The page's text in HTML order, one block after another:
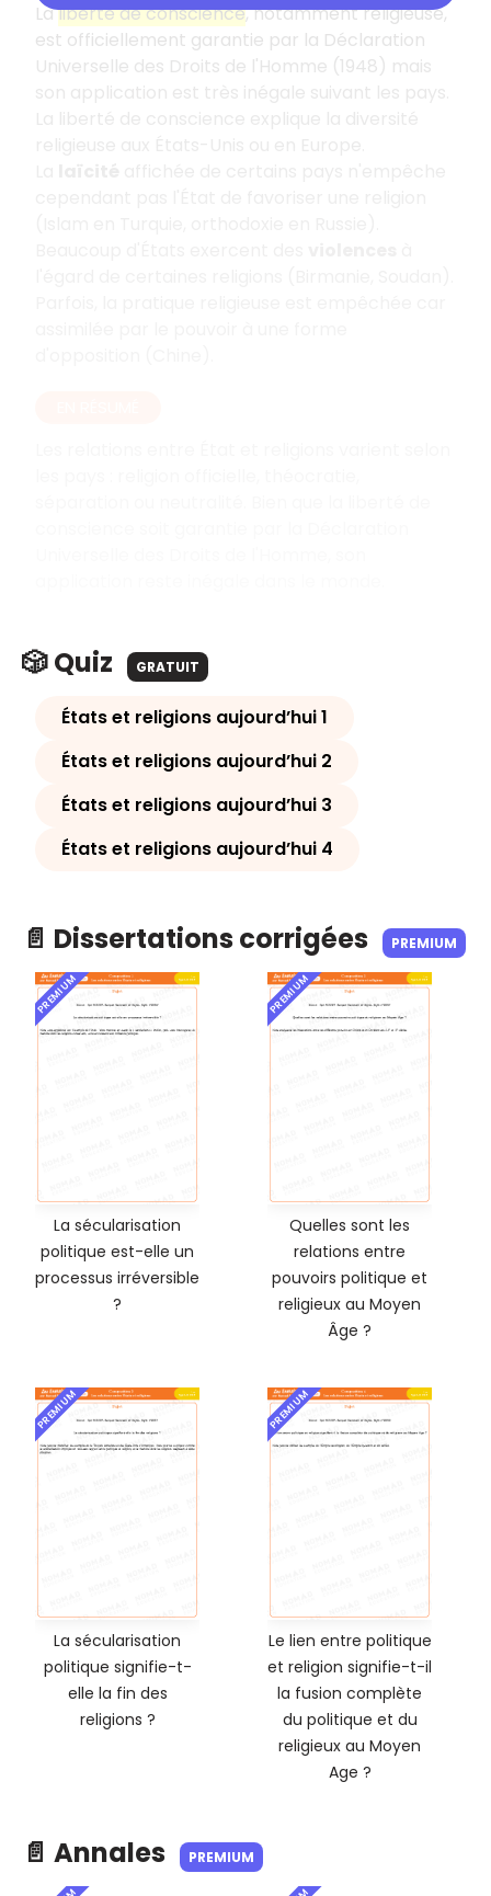
Laliberté de conscience, notamment religieuse,
est officiellement garantie par la Déclaration
Universelle des Droits de l'Homme (1948) mais
🎲 Quiz GRATUIT
États et religions aujourd’hui 1
États et religions aujourd’hui 2
États et religions aujourd’hui 3
États et religions aujourd’hui 4
📄 Dissertations corrigées PREMIUM
PREMIUM
La sécularisation
politique est-elle un
processus irréversible
?
PREMIUM
Quelles sont les
relations entre
pouvoirs politique et
religieux au Moyen
Âge ?
PREMIUM
La sécularisation
politique signifie-t-
elle la fin des
religions ?
PREMIUM
Le lien entre politique
et religion signifie-t-il
la fusion complète
du politique et du
religieux au Moyen
Age ?
📄 Annales PREMIUM